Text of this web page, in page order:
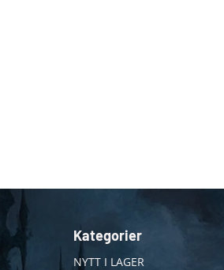
Kategorier
NYTT I LAGER